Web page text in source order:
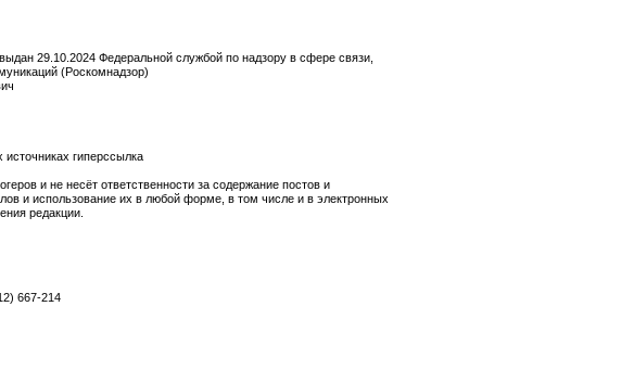
29.10.2024 Федеральной службой по надзору в сфере связи,
(Роскомнадзор)
гиперссылка
и не несёт ответственности за содержание постов и
и использование их в любой форме, в том числе и в электронных
редакции.
667-214